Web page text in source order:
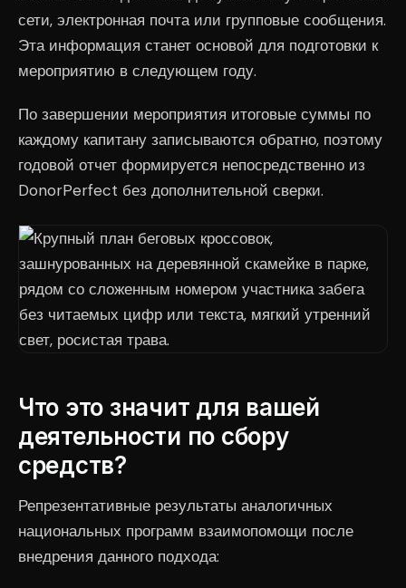
сети, электронная почта или групповые сообщения.
Эта информация станет основой для подготовки к
мероприятию в следующем году.
По завершении мероприятия итоговые суммы по
каждому капитану записываются обратно, поэтому
годовой отчет формируется непосредственно из
DonorPerfect без дополнительной сверки.
Что это значит для вашей
деятельности по сбору
средств?
Репрезентативные результаты аналогичных
национальных программ взаимопомощи после
внедрения данного подхода: